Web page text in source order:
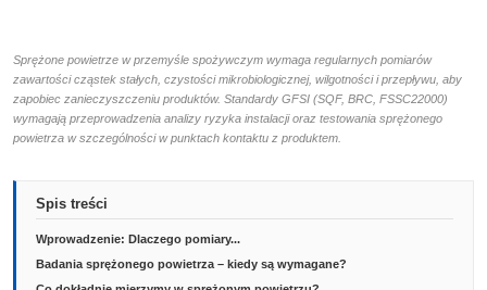
Sprężone powietrze w przemyśle spożywczym wymaga regularnych pomiarów
zawartości cząstek stałych, czystości mikrobiologicznej, wilgotności i przepływu, aby
zapobiec zanieczyszczeniu produktów. Standardy GFSI (SQF, BRC, FSSC22000)
wymagają przeprowadzenia analizy ryzyka instalacji oraz testowania sprężonego
powietrza w szczególności w punktach kontaktu z produktem.
Spis treści
Wprowadzenie: Dlaczego pomiary...
Badania sprężonego powietrza – kiedy są wymagane?